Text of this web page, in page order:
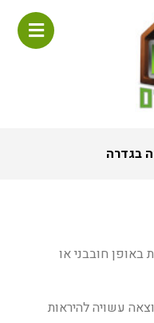
בגדרה
באופן חובבני או
עשויה להיראות